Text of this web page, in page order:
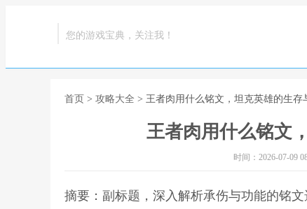
您的游戏宝典，关注我！
首页 > 攻略大全 > 王者肉用什么铭文，坦克英雄的生存
王者肉用什么铭文
时间：2026-07-09
摘要：副标题，深入解析承伤与功能的铭